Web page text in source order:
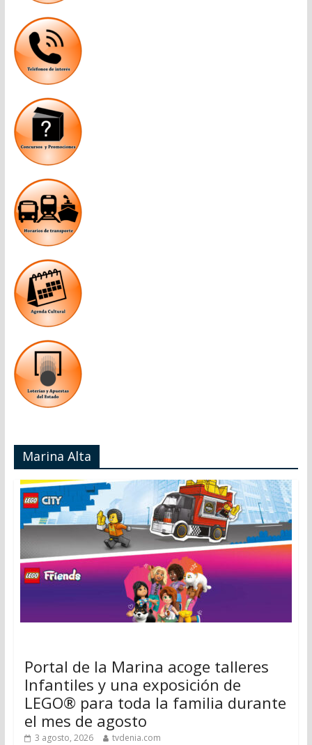
Marina Alta
Portal de la Marina acoge talleres
Infantiles y una exposición de
LEGO® para toda la familia durante
el mes de agosto
3 agosto, 2026 tvdenia.com